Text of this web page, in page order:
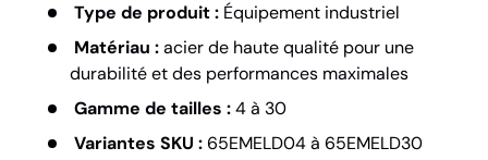
Type de produit : Équipement industriel
Matériau :acier de haute qualité pour une
durabilité et des performances maximales
Gamme de tailles :4 à 30
Variantes SKU :65EMELD04 à 65EMELD30